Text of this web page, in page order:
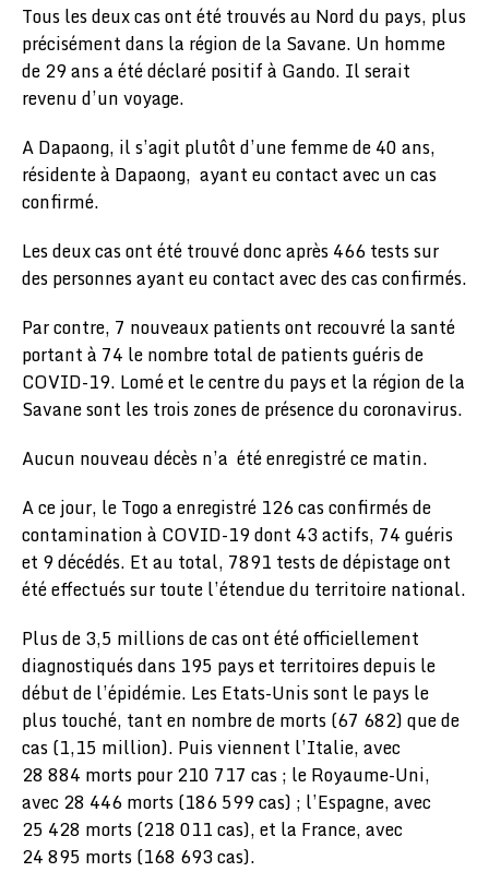
Tous les deux cas ont été trouvés au Nord du pays, plus
précisément dans la région de la Savane. Un homme
de 29 ans a été déclaré positif à Gando. Il serait
revenu d’un voyage.
A Dapaong, il s’agit plutôt d’une femme de 40 ans,
résidente à Dapaong, ayant eu contact avec un cas
confirmé.
Les deux cas ont été trouvé donc après 466 tests sur
des personnes ayant eu contact avec des cas confirmés.
Par contre, 7 nouveaux patients ont recouvré la santé
portant à 74 le nombre total de patients guéris de
COVID-19. Lomé et le centre du pays et la région de la
Savane sont les trois zones de présence du coronavirus.
Aucun nouveau décès n’a été enregistré ce matin.
A ce jour, le Togo a enregistré 126 cas confirmés de
contamination à COVID-19 dont 43 actifs, 74 guéris
et 9 décédés. Et au total, 7891 tests de dépistage ont
été effectués sur toute l’étendue du territoire national.
Plus de 3,5 millions de cas ont été officiellement
diagnostiqués dans 195 pays et territoires depuis le
début de l’épidémie. Les Etats-Unis sont le pays le
plus touché, tant en nombre de morts (67 682) que de
cas (1,15 million). Puis viennent l’Italie, avec
28 884 morts pour 210 717 cas ; le Royaume-Uni,
avec 28 446 morts (186 599 cas) ; l’Espagne, avec
25 428 morts (218 011 cas), et la France, avec
24 895 morts (168 693 cas).